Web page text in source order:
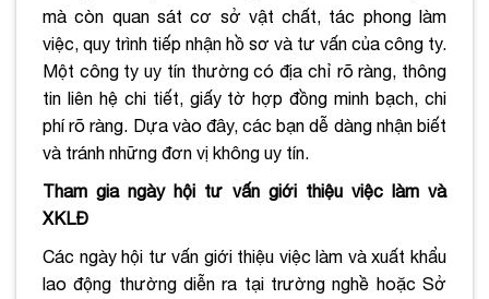
mà còn quan sát cơ sở vật chất, tác phong làm
việc, quy trình tiếp nhận hồ sơ và tư vấn của công ty.
Một công ty uy tín thường có địa chỉ rõ ràng, thông
tin liên hệ chi tiết, giấy tờ hợp đồng minh bạch, chi
phí rõ ràng. Dựa vào đây, các bạn dễ dàng nhận biết
và tránh những đơn vị không uy tín.
Tham gia ngày hội tư vấn giới thiệu việc làm và
XKLĐ
Các ngày hội tư vấn giới thiệu việc làm và xuất khẩu
lao động thường diễn ra tại trường nghề hoặc Sở